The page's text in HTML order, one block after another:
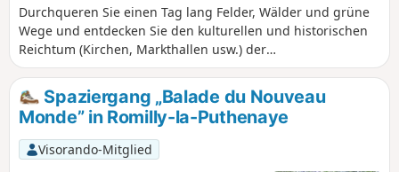
Durchqueren Sie einen Tag lang Felder, Wälder und grüne
Wege und entdecken Sie den kulturellen und historischen
Reichtum (Kirchen, Markthallen usw.) der
Gemeindegemeinschaft Pays de Conches.
Spaziergang „Balade du Nouveau
Monde” in Romilly-la-Puthenaye
Visorando-Mitglied